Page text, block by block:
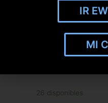
26 disponibles
IR
MI